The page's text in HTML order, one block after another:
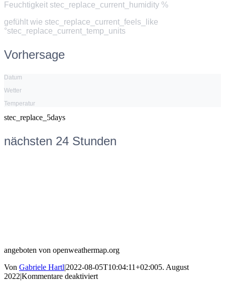
Feuchtigkeit stec_replace_current_humidity %
gefühlt wie stec_replace_current_feels_like
°stec_replace_current_temp_units
Vorhersage
Datum
Wetter
Temperatur
stec_replace_5days
nächsten 24 Stunden
angeboten von openweathermap.org
Von Gabriele Hartl|2022-08-05T10:04:11+02:005. August
2022|Kommentare deaktiviertfür